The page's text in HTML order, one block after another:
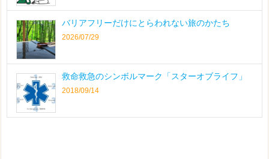
バリアフリーだけにとらわれない旅のかたち
2026/07/29
救命救急のシンボルマーク「スターオブライフ」
2018/09/14